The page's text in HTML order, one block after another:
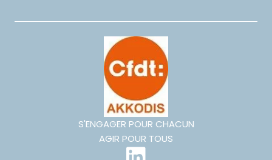
S'ENGAGER POUR CHACUN
AGIR POUR TOUS